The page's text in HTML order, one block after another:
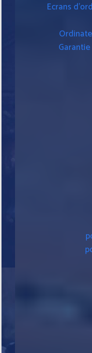
Ecrans